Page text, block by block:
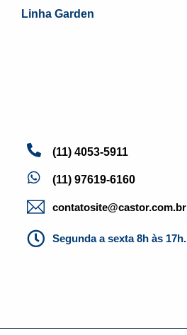
Linha Garden
(11) 4053-5911
(11) 97619-6160
contatosite@castor.com.br
Segunda a sexta 8h às 17h.